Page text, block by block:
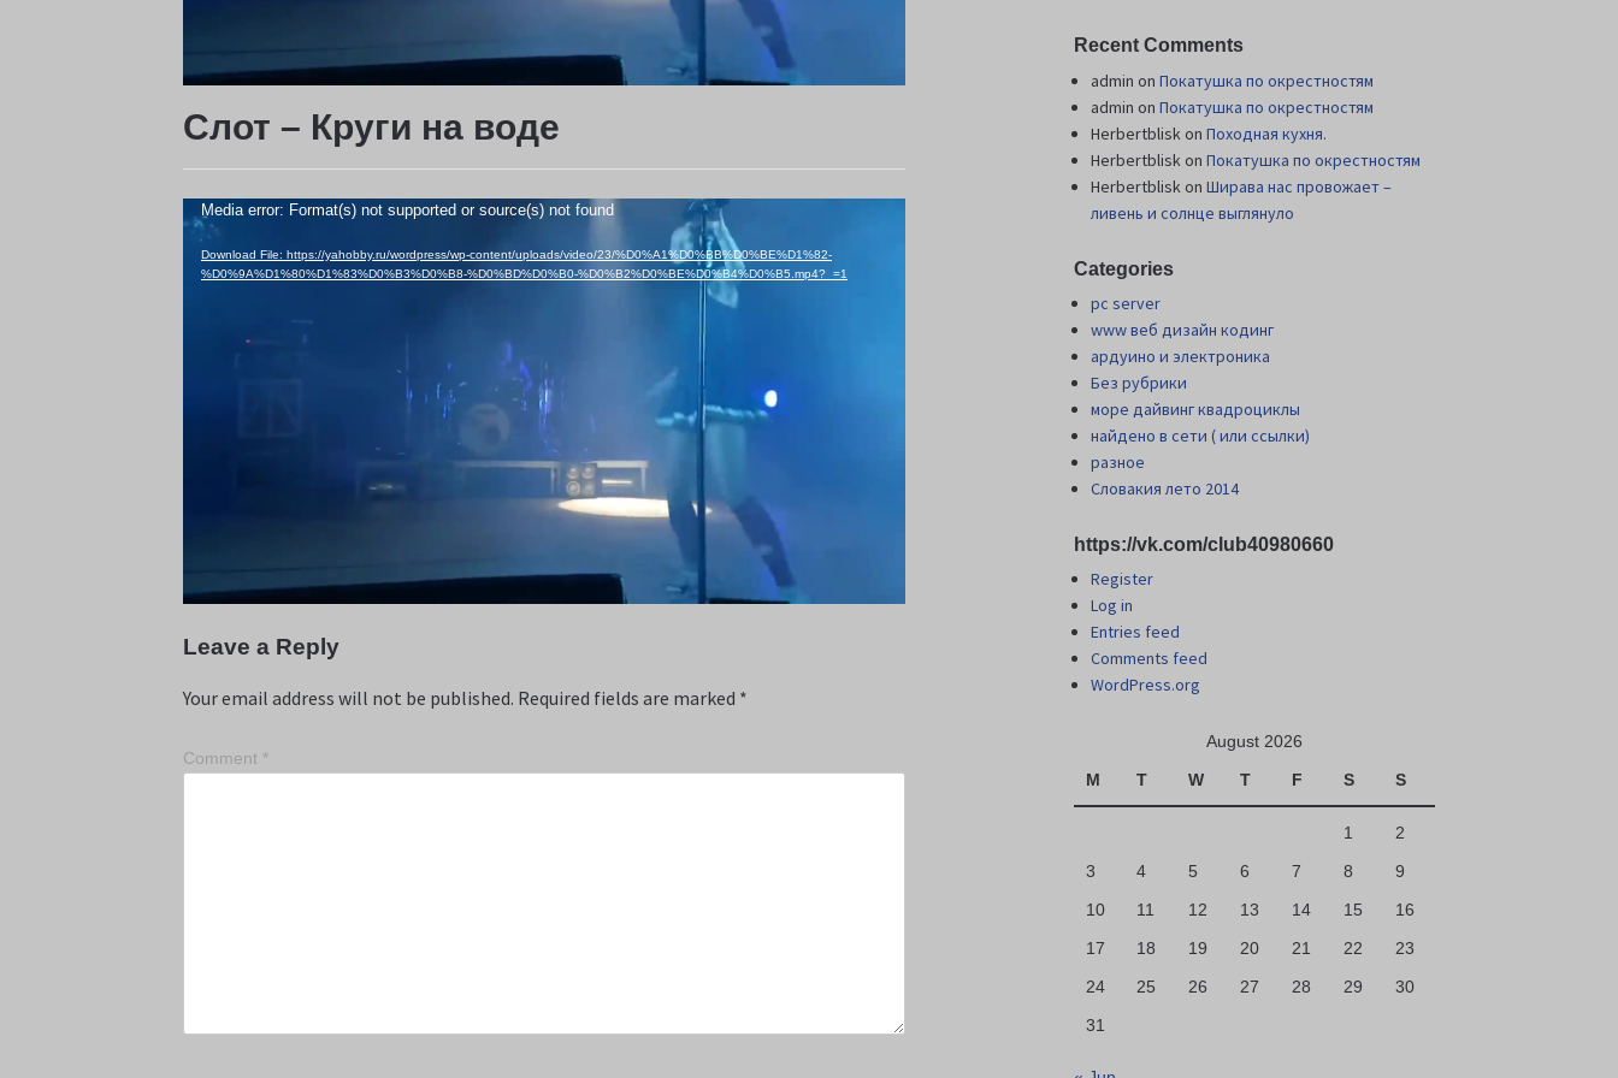
Слот – Круги на воде
Video
Player
Media error: Format(s) not supported or source(s) not found
Download File: https://yahobby.ru/wordpress/wp-content/uploads/video/23/%D0%A1%D0%BB%D0%BE%D1%82-
%D0%9A%D1%80%D1%83%D0%B3%D0%B8-%D0%BD%D0%B0-%D0%B2%D0%BE%D0%B4%D0%B5.mp4?_=1
Leave a Reply
Your email address will not be published. Required fields are marked *
Comment *
Recent Comments
admin on Покатушка по окрестностям
admin on Покатушка по окрестностям
Herbertblisk on Походная кухня.
Herbertblisk on Покатушка по окрестностям
Herbertblisk on Шиpава нас провожает –
ливень и солнце выглянуло
Categories
pc server
www веб дизайн кодинг
ардуино и электроника
Без рубрики
море дайвинг квадроциклы
найдено в сети ( или ссылки)
разное
Словакия лето 2014
https://vk.com/club40980660
Register
Log in
Entries feed
Comments feed
WordPress.org
August 2026
M
T W T F S S
1
2
3
4 5 6 7 8
9
10
11 12 13 14 15
16
17
18 19 20 21 22
23
24
25 26 27 28 29
30
31